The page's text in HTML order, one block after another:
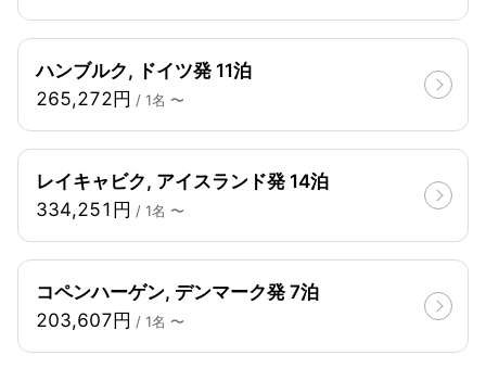
ハンブルク, ドイツ発 11泊
265,272円 / 1名 〜
レイキャビク, アイスランド発 14泊
334,251円 / 1名 〜
コペンハーゲン, デンマーク発 7泊
203,607円 / 1名 〜